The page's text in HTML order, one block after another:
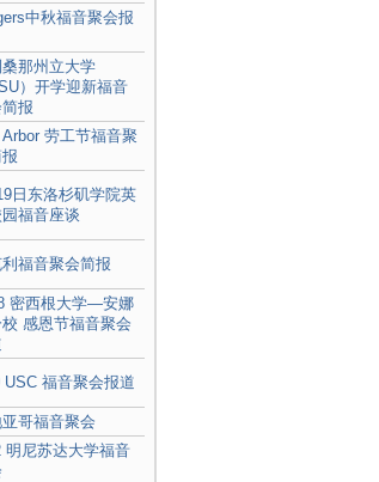
中秋福音聚会报
桑那州立大学
）开学迎新福音
报
劳工节福音聚
日东洛杉矶学院英
福音座谈
福音聚会简报
密西根大学—安娜
感恩节福音聚会
USC 福音聚会报道
哥福音聚会
明尼苏达大学福音